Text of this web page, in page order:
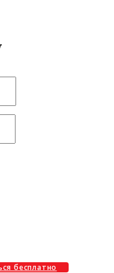
бесплатно